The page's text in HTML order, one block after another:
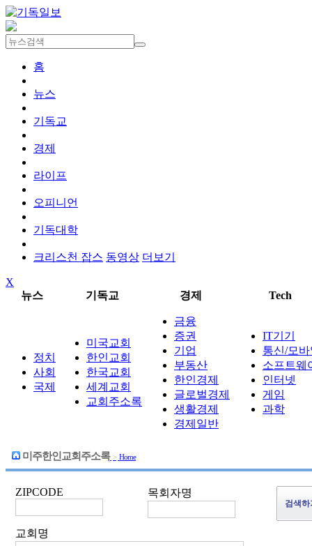
홈
뉴스
기독교
경제
라이프
오피니언
기독대학
크리스천 잡스 동영상 더보기
X
뉴스
기독교 경제 Tech
정치
사회
국제
미국교회
한인교회
한국교회
세계교회
교회주소록
금융
증권
기업
부동산
한인경제
글로벌경제
생활경제
경제일반
IT기기
통신/모
소프트웨
인터넷
게임
과학
미주한인교회주소록 > Home
ZIPCODE 목회자명
교회명